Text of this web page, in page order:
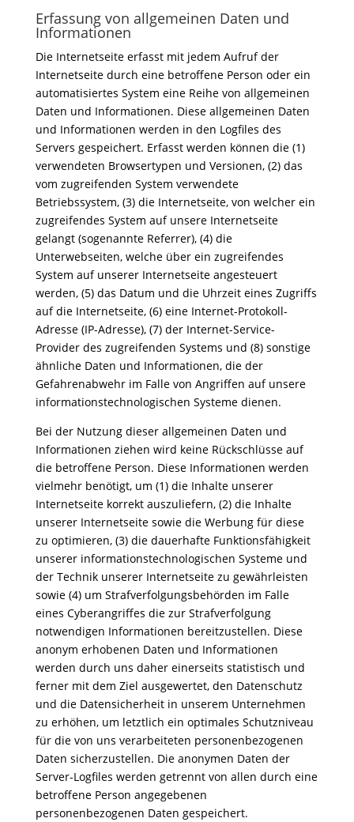
Erfassung von allgemeinen Daten und
Informationen
Die Internetseite erfasst mit jedem Aufruf der
Internetseite durch eine betroffene Person oder ein
automatisiertes System eine Reihe von allgemeinen
Daten und Informationen. Diese allgemeinen Daten
und Informationen werden in den Logfiles des
Servers gespeichert. Erfasst werden können die (1)
verwendeten Browsertypen und Versionen, (2) das
vom zugreifenden System verwendete
Betriebssystem, (3) die Internetseite, von welcher ein
zugreifendes System auf unsere Internetseite
gelangt (sogenannte Referrer), (4) die
Unterwebseiten, welche über ein zugreifendes
System auf unserer Internetseite angesteuert
werden, (5) das Datum und die Uhrzeit eines Zugriffs
auf die Internetseite, (6) eine Internet-Protokoll-
Adresse (IP-Adresse), (7) der Internet-Service-
Provider des zugreifenden Systems und (8) sonstige
ähnliche Daten und Informationen, die der
Gefahrenabwehr im Falle von Angriffen auf unsere
informationstechnologischen Systeme dienen.
Bei der Nutzung dieser allgemeinen Daten und
Informationen ziehen wird keine Rückschlüsse auf
die betroffene Person. Diese Informationen werden
vielmehr benötigt, um (1) die Inhalte unserer
Internetseite korrekt auszuliefern, (2) die Inhalte
unserer Internetseite sowie die Werbung für diese
zu optimieren, (3) die dauerhafte Funktionsfähigkeit
unserer informationstechnologischen Systeme und
der Technik unserer Internetseite zu gewährleisten
sowie (4) um Strafverfolgungsbehörden im Falle
eines Cyberangriffes die zur Strafverfolgung
notwendigen Informationen bereitzustellen. Diese
anonym erhobenen Daten und Informationen
werden durch uns daher einerseits statistisch und
ferner mit dem Ziel ausgewertet, den Datenschutz
und die Datensicherheit in unserem Unternehmen
zu erhöhen, um letztlich ein optimales Schutzniveau
für die von uns verarbeiteten personenbezogenen
Daten sicherzustellen. Die anonymen Daten der
Server-Logfiles werden getrennt von allen durch eine
betroffene Person angegebenen
personenbezogenen Daten gespeichert.